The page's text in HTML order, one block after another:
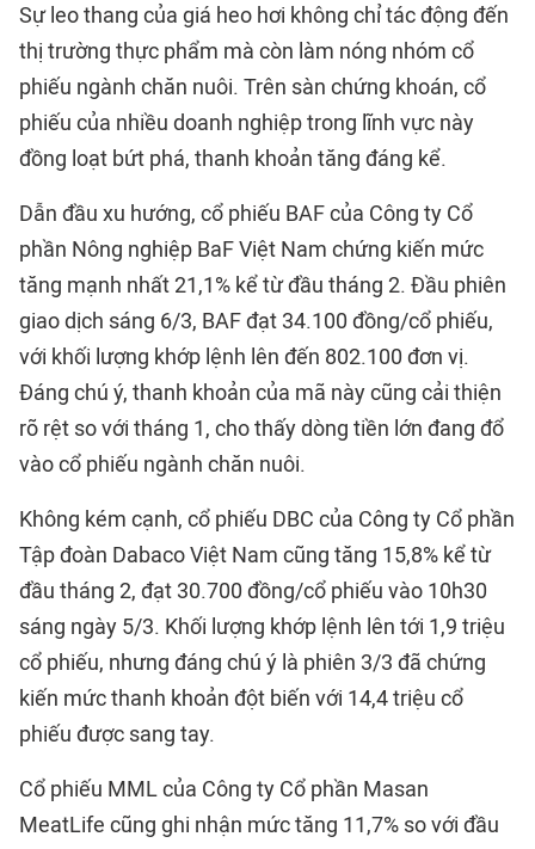
Sự leo thang của giá heo hơi không chỉ tác động đến
thị trường thực phẩm mà còn làm nóng nhóm cổ
phiếu ngành chăn nuôi. Trên sàn chứng khoán, cổ
phiếu của nhiều doanh nghiệp trong lĩnh vực này
đồng loạt bứt phá, thanh khoản tăng đáng kể.
Dẫn đầu xu hướng, cổ phiếu BAF của Công ty Cổ
phần Nông nghiệp BaF Việt Nam chứng kiến mức
tăng mạnh nhất 21,1% kể từ đầu tháng 2. Đầu phiên
giao dịch sáng 6/3, BAF đạt 34.100 đồng/cổ phiếu,
với khối lượng khớp lệnh lên đến 802.100 đơn vị.
Đáng chú ý, thanh khoản của mã này cũng cải thiện
rõ rệt so với tháng 1, cho thấy dòng tiền lớn đang đổ
vào cổ phiếu ngành chăn nuôi.
Không kém cạnh, cổ phiếu DBC của Công ty Cổ phần
Tập đoàn Dabaco Việt Nam cũng tăng 15,8% kể từ
đầu tháng 2, đạt 30.700 đồng/cổ phiếu vào 10h30
sáng ngày 5/3. Khối lượng khớp lệnh lên tới 1,9 triệu
cổ phiếu, nhưng đáng chú ý là phiên 3/3 đã chứng
kiến mức thanh khoản đột biến với 14,4 triệu cổ
phiếu được sang tay.
Cổ phiếu MML của Công ty Cổ phần Masan
MeatLife cũng ghi nhận mức tăng 11,7% so với đầu